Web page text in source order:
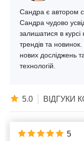
Сандра є автором
Сандра чудово
залишатися в курсі
трендів та
нових досліджень
технологій.
5.0 ВІДГУКИ
5